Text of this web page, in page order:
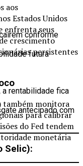
aos
Estados Unidos
enfrenta seus
crescimento
persistentes
também monitora
para calibrar
do Fed tendem
monetária
conforme
futura
rentabilidade fica
antecipado com
Selic):